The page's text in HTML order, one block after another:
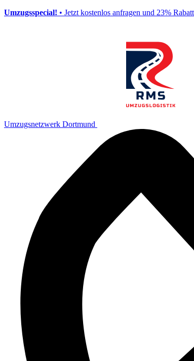
Umzugsspecial! • Jetzt kostenlos anfragen und 23%
Umzugsnetzwerk Dortmund